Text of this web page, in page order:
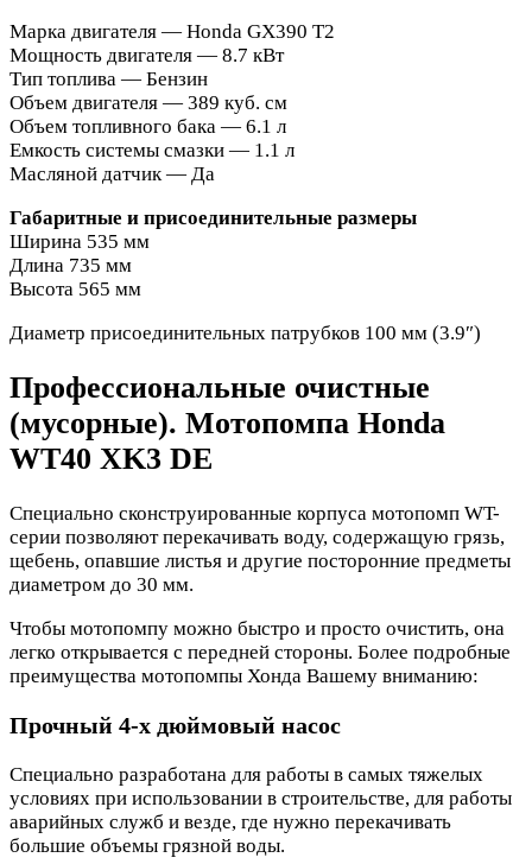
Марка двигателя — Honda GX390 Т2
Мощность двигателя — 8.7 кВт
Тип топлива — Бензин
Объем двигателя — 389 куб. см
Объем топливного бака — 6.1 л
Емкость системы смазки — 1.1 л
Масляной датчик — Да
Габаритные и присоединительные размеры
Ширина 535 мм
Длина 735 мм
Высота 565 мм
Диаметр присоединительных патрубков 100 мм (3.9″)
Профессиональные очистные
(мусорные). Мотопомпа Honda
WT40 XK3 DE
Специально сконструированные корпуса мотопомп WT-
серии позволяют перекачивать воду, содержащую грязь,
щебень, опавшие листья и другие посторонние предметы
диаметром до 30 мм.
Чтобы мотопомпу можно быстро и просто очистить, она
легко открывается с передней стороны. Более подробные
преимущества мотопомпы Хонда Вашему вниманию:
Прочный 4-х дюймовый насос
Специально разработана для работы в самых тяжелых
условиях при использовании в строительстве, для работы
аварийных служб и везде, где нужно перекачивать
большие объемы грязной воды.